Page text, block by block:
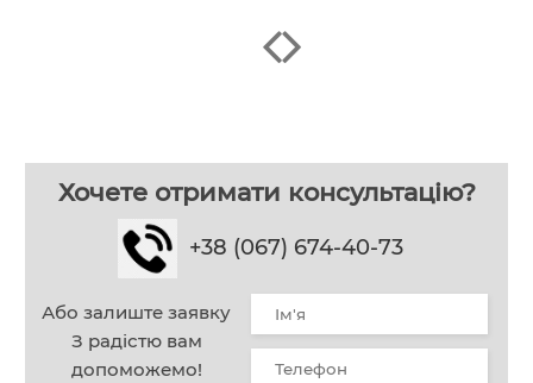
Хочете отримати консультацію?
+38 (067) 674-40-73
Або залиште заявку
З радістю вам
допоможемо!